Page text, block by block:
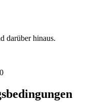
darüber hinaus.